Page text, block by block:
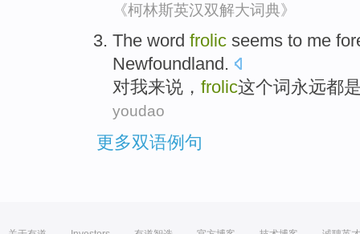
《柯林斯英汉双解大词典》
The word frolic seems to me
Newfoundland .
对我来说， frolic这个词 永远都
youdao
更多双语例句